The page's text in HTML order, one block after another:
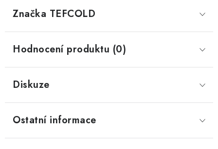
Značka TEFCOLD
Hodnocení produktu (0)
Diskuze
Ostatní informace